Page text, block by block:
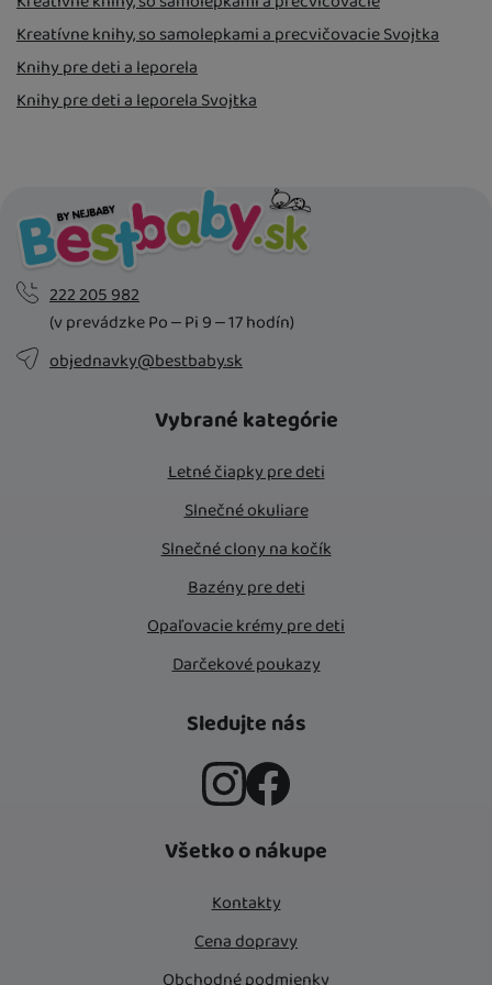
Kreatívne knihy, so samolepkami a precvičovacie Svojtka
Knihy pre deti a leporela
Knihy pre deti a leporela Svojtka
222 205 982
(v prevádzke Po – Pi 9 – 17 hodín)
objednavky@bestbaby.sk
Vybrané kategórie
Letné čiapky pre deti
Slnečné okuliare
Slnečné clony na kočík
Bazény pre deti
Opaľovacie krémy pre deti
Darčekové poukazy
Sledujte nás
Všetko o nákupe
Kontakty
Cena dopravy